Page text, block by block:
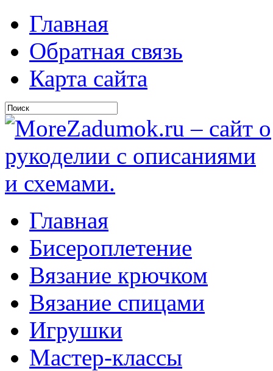
Главная
Обратная связь
Карта сайта
Главная
Бисероплетение
Вязание крючком
Вязание спицами
Игрушки
Мастер-классы